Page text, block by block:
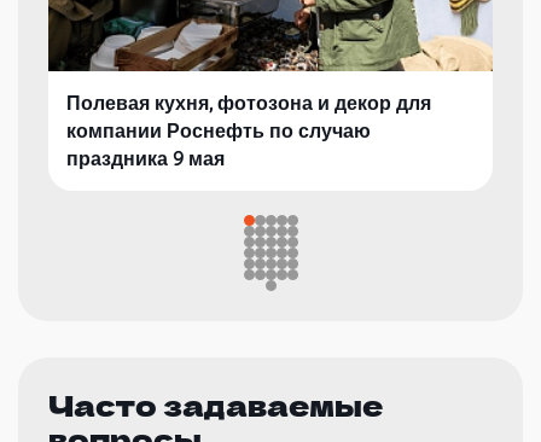
Полевая кухня, фотозона и декор для
компании Роснефть по случаю
праздника 9 мая
Часто задаваемые